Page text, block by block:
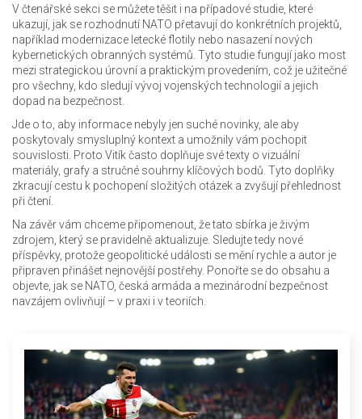
V čtenářské sekci se můžete těšit i na případové studie, které
ukazují, jak se rozhodnutí NATO přetavují do konkrétních projektů,
například modernizace letecké flotily nebo nasazení nových
kybernetických obranných systémů. Tyto studie fungují jako most
mezi strategickou úrovní a praktickým provedením, což je užitečné
pro všechny, kdo sledují vývoj vojenských technologií a jejich
dopad na bezpečnost.
Jde o to, aby informace nebyly jen suché novinky, ale aby
poskytovaly smysluplný kontext a umožnily vám pochopit
souvislosti. Proto Vitík často doplňuje své texty o vizuální
materiály, grafy a stručné souhrny klíčových bodů. Tyto doplňky
zkracují cestu k pochopení složitých otázek a zvyšují přehlednost
při čtení.
Na závěr vám chceme připomenout, že tato sbírka je živým
zdrojem, který se pravidelně aktualizuje. Sledujte tedy nové
příspěvky, protože geopolitické události se mění rychle a autor je
připraven přinášet nejnovější postřehy. Ponořte se do obsahu a
objevte, jak se NATO, česká armáda a mezinárodní bezpečnost
navzájem ovlivňují – v praxi i v teoriích.